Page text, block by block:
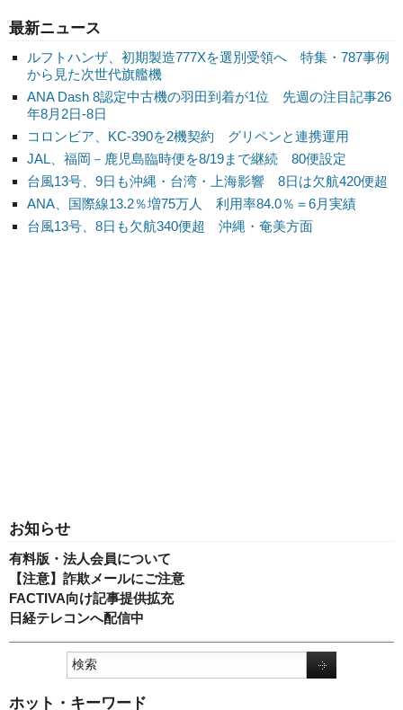
最新ニュース
ルフトハンザ、初期製造777Xを選別受領へ 特集・787事例
から見た次世代旗艦機
ANA Dash 8認定中古機の羽田到着が1位 先週の注目記事26
年8月2日-8日
コロンビア、KC-390を2機契約 グリペンと連携運用
JAL、福岡－鹿児島臨時便を8/19まで継続 80便設定
台風13号、9日も沖縄・台湾・上海影響 8日は欠航420便超
ANA、国際線13.2％増75万人 利用率84.0％＝6月実績
台風13号、8日も欠航340便超 沖縄・奄美方面
お知らせ
有料版・法人会員について
【注意】詐欺メールにご注意
FACTIVA向け記事提供拡充
日経テレコンへ配信中
ホット・キーワード